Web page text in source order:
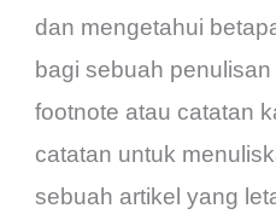
dan mengetahui
bagi sebuah
footnote atau catatan
catatan untuk
sebuah artikel yang